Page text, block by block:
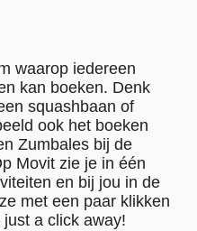
waarop iedereen
kan boeken. Denk
squashbaan of
ook het boeken
Zumbales bij de
Movit zie je in één
en bij jou in de
met een paar klikken
a click away!